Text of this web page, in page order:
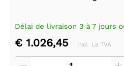
Délai de livraison 3 à 7 jours
€ 1.026,45 Incl. La TVA